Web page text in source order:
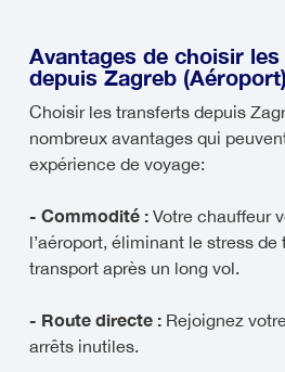
Avantages de choisir
depuis Zagreb (Aéroport)
Choisir les transferts depuis
nombreux avantages qui
expérience de voyage:
- Commodité :Votre chauffeur
l’aéroport, éliminant le stress
transport après un long vol.
- Route directe :Rejoignez
arrêts inutiles.